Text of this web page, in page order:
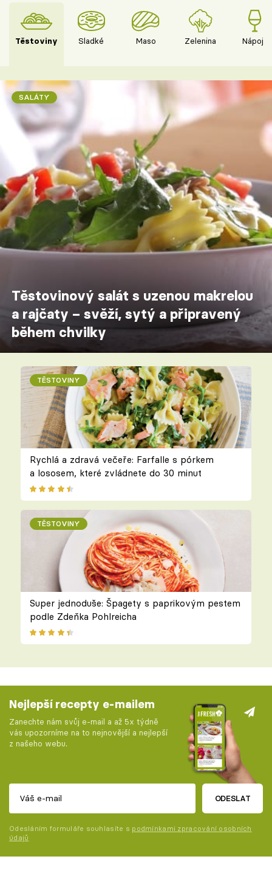
Těstoviny Sladké Maso Zelenina Nápoje
SALÁTY
Těstovinový salát s uzenou makrelou
a rajčaty – svěží, sytý a připravený
během chvilky
TĚSTOVINY
Rychlá a zdravá večeře: Farfalle s pórkem
a lososem, které zvládnete do 30 minut
TĚSTOVINY
Super jednoduše: Špagety s paprikovým pestem
podle Zdeňka Pohlreicha
Nejlepší recepty e-mailem
Zanechte nám svůj e-mail a až 5x týdně
vás upozorníme na to nejnovější a nejlepší
z našeho webu.
ODESLAT
Odesláním formuláře souhlasíte s podmínkami zpracování osobních
údajů